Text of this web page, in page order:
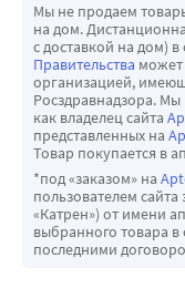
Мы не продаем
на дом.
с доставкой на дом) в
Правительства может
организацией,
Росздравнадзора.
как владелец сайта
представленных на
Товар покупается в
*под «заказом» на
пользователем
«Катрен») от имени
выбранного товара
последними